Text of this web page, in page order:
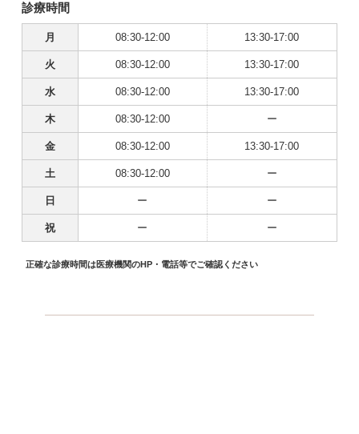
診療時間
月 08:30-12:00 13:30-17:00
火 08:30-12:00 13:30-17:00
水 08:30-12:00 13:30-17:00
木 08:30-12:00 ー
金 08:30-12:00 13:30-17:00
土 08:30-12:00 ー
日 ー ー
祝 ー ー
正確な診療時間は医療機関のHP・電話等でご確認ください